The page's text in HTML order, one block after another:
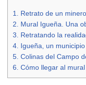
1.
Retrato de un
2.
Mural Igueña. Una
3.
Retratando la
4. Igueña, un
5. Colinas del Campo
6. Cómo llegar al